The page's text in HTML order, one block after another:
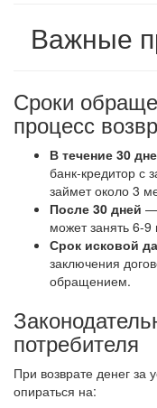
Важные
Сроки
процесс
В течение 30
банк-кредитор с
займет около 3
После 30 дней —
может занять 6-9
Срок исковой
заключения
обращением.
потребителя
При возврате денег
опираться на: